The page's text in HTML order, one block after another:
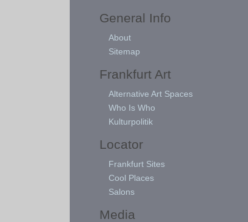
General Info
About
Sitemap
Frankfurt Art
Alternative Art Spaces
Who Is Who
Kulturpolitik
Locator
Frankfurt Sites
Cool Places
Salons
Media